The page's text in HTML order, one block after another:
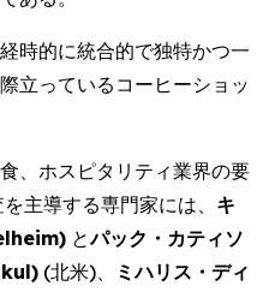
時的に統合的で独特かつ一
立っているコーヒーショッ
、ホスピタリティ業界の要
主導する専門家には、 キ
) とパック・カティソ
) (北米)、
ミハリス・ディ